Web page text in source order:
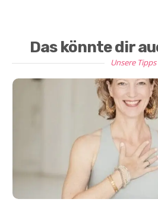
Das könnte dir
Unsere Tipps